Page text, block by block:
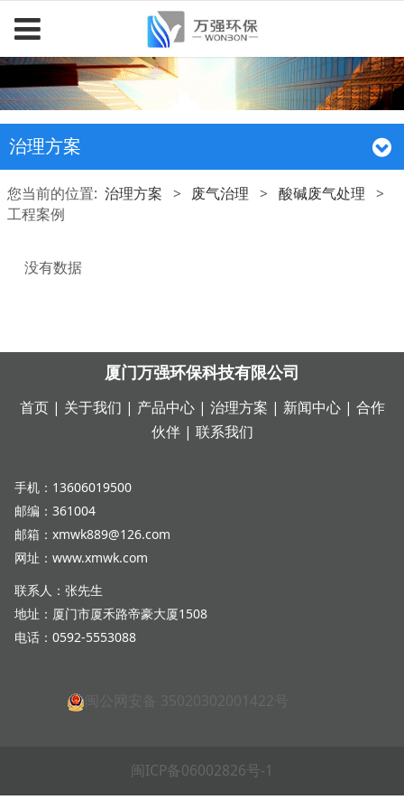
治理方案
您当前的位置: 治理方案 > 废气治理 > 酸碱废气处理 >
工程案例
没有数据
厦门万强环保科技有限公司
首页| 关于我们 | 产品中心| 治理方案 | 新闻中心| 合作
伙伴| 联系我们
手机：13606019500
邮编：361004
邮箱：xmwk889@126.com
网址：www.xmwk.com
联系人：张先生
地址：厦门市厦禾路帝豪大厦1508
电话：0592-5553088
闽ICP备06002826号-1